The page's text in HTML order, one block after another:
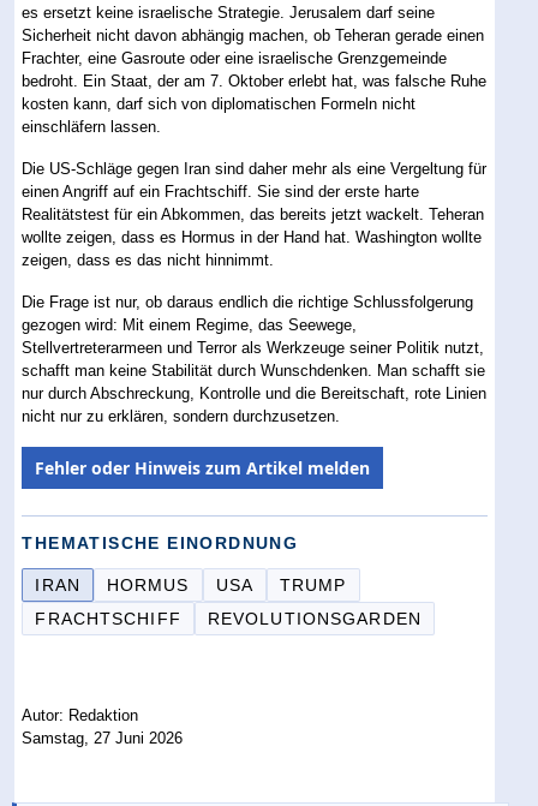
es ersetzt keine israelische Strategie. Jerusalem darf seine
Sicherheit nicht davon abhängig machen, ob Teheran gerade einen
Frachter, eine Gasroute oder eine israelische Grenzgemeinde
bedroht. Ein Staat, der am 7. Oktober erlebt hat, was falsche Ruhe
kosten kann, darf sich von diplomatischen Formeln nicht
einschläfern lassen.
Die US-Schläge gegen Iran sind daher mehr als eine Vergeltung für
einen Angriff auf ein Frachtschiff. Sie sind der erste harte
Realitätstest für ein Abkommen, das bereits jetzt wackelt. Teheran
wollte zeigen, dass es Hormus in der Hand hat. Washington wollte
zeigen, dass es das nicht hinnimmt.
Die Frage ist nur, ob daraus endlich die richtige Schlussfolgerung
gezogen wird: Mit einem Regime, das Seewege,
Stellvertreterarmeen und Terror als Werkzeuge seiner Politik nutzt,
schafft man keine Stabilität durch Wunschdenken. Man schafft sie
nur durch Abschreckung, Kontrolle und die Bereitschaft, rote Linien
nicht nur zu erklären, sondern durchzusetzen.
Fehler oder Hinweis zum Artikel melden
THEMATISCHE EINORDNUNG
IRAN HORMUS USA
TRUMP
FRACHTSCHIFF
REVOLUTIONSGARDEN
Autor: Redaktion
Samstag, 27 Juni 2026